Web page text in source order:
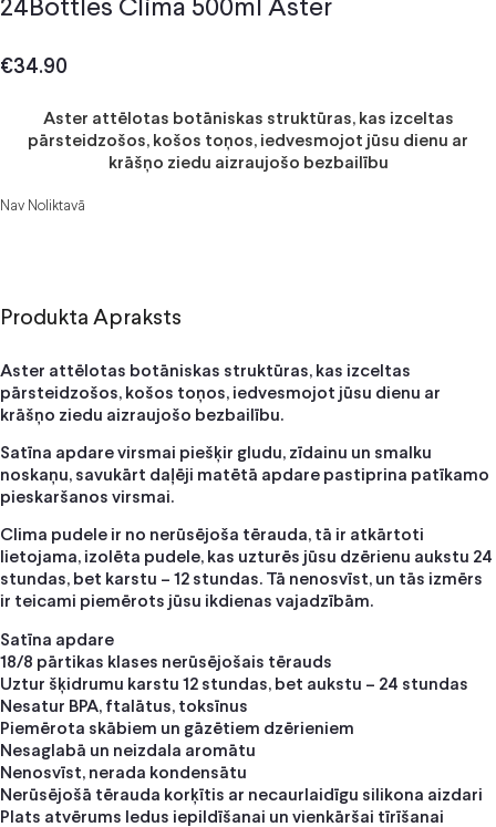
24Bottles Clima 500ml Aster
€34.90
Aster attēlotas botāniskas struktūras, kas izceltas
pārsteidzošos, košos toņos, iedvesmojot jūsu dienu ar
krāšņo ziedu aizraujošo bezbailību
Nav Noliktavā
Produkta Apraksts
Aster attēlotas botāniskas struktūras, kas izceltas
pārsteidzošos, košos toņos, iedvesmojot jūsu dienu ar
krāšņo ziedu aizraujošo bezbailību.
Satīna apdare virsmai piešķir gludu, zīdainu un smalku
noskaņu, savukārt daļēji matētā apdare pastiprina patīkamo
pieskaršanos virsmai.
Clima pudele ir no nerūsējoša tērauda, tā ir atkārtoti
lietojama, izolēta pudele, kas uzturēs jūsu dzērienu aukstu 24
stundas, bet karstu – 12 stundas. Tā nenosvīst, un tās izmērs
ir teicami piemērots jūsu ikdienas vajadzībām.
Satīna apdare
18/8 pārtikas klases nerūsējošais tērauds
Uztur šķidrumu karstu 12 stundas, bet aukstu – 24 stundas
Nesatur BPA, ftalātus, toksīnus
Piemērota skābiem un gāzētiem dzērieniem
Nesaglabā un neizdala aromātu
Nenosvīst, nerada kondensātu
Nerūsējošā tērauda korķītis ar necaurlaidīgu silikona aizdari
Plats atvērums ledus iepildīšanai un vienkāršai tīrīšanai